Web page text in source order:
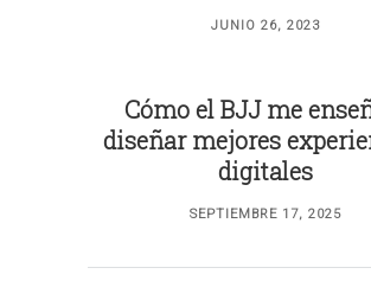
JUNIO 26, 2023
Cómo el BJJ me
diseñar mejores
digitales
SEPTIEMBRE 17, 2025